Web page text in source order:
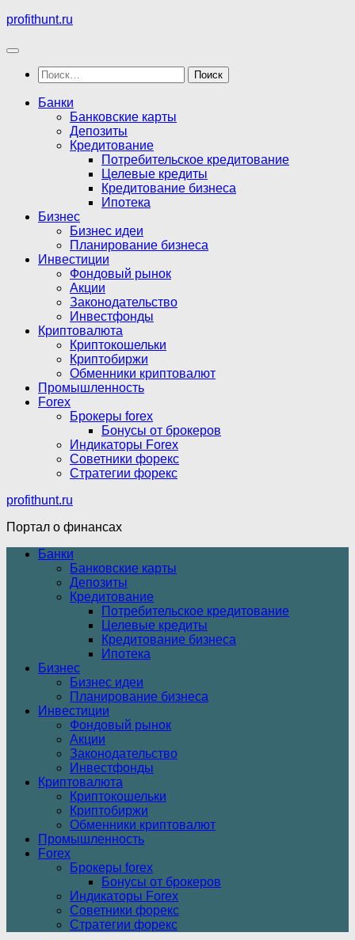
Перейти
содержимому
profithunt.ru
Найти:
Банки
Банковские карты
Депозиты
Кредитование
Потребительское кредитование
Целевые кредиты
Кредитование бизнеса
Ипотека
Бизнес
Бизнес идеи
Планирование бизнеса
Инвестиции
Фондовый рынок
Акции
Законодательство
Инвестфонды
Криптовалюта
Криптокошельки
Криптобиржи
Обменники криптовалют
Промышленность
Forex
Брокеры forex
Бонусы от брокеров
Индикаторы Forex
Советники форекс
Стратегии форекс
profithunt.ru
Портал о финансах
Банки
Банковские карты
Депозиты
Кредитование
Потребительское кредитование
Целевые кредиты
Кредитование бизнеса
Ипотека
Бизнес
Бизнес идеи
Планирование бизнеса
Инвестиции
Фондовый рынок
Акции
Законодательство
Инвестфонды
Криптовалюта
Криптокошельки
Криптобиржи
Обменники криптовалют
Промышленность
Forex
Брокеры forex
Бонусы от брокеров
Индикаторы Forex
Советники форекс
Стратегии форекс